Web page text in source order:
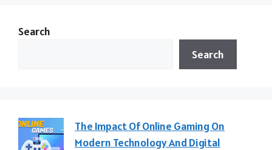
Search
Search
The Impact Of Online Gaming On
Modern Technology And Digital